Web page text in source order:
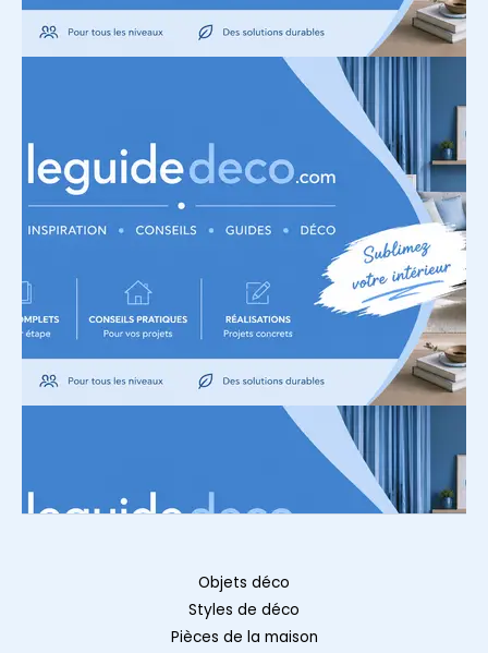
Objets déco
Styles de déco
Pièces de la maison